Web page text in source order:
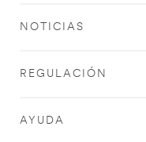
NOTICIAS
REGULACIÓN
AYUDA